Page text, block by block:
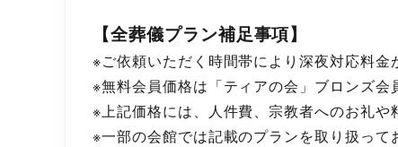
【全葬儀プラン補足事項】
※ご依頼いただく時間帯により深夜対応料金
※無料会員価格は「ティアの会」ブロンズ会
※上記価格には、人件費、宗教者へのお礼や
※一部の会館では記載のプランを取り扱って